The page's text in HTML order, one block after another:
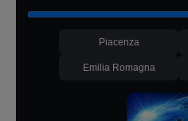
Piacenza
Emilia Romagna